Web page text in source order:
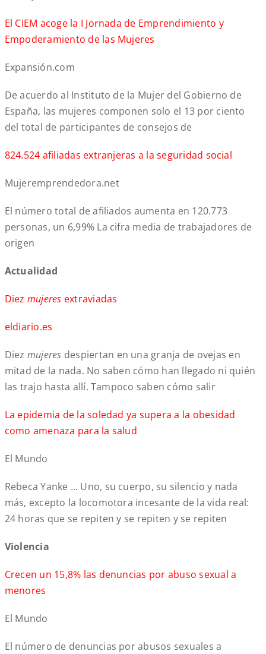
El CIEM acoge la I Jornada de Emprendimiento y
Empoderamiento de las Mujeres
Expansión.com
De acuerdo al Instituto de la Mujer del Gobierno de
España, las mujeres componen solo el 13 por ciento
del total de participantes de consejos de
824.524 afiliadas extranjeras a la seguridad social
Mujeremprendedora.net
El número total de afiliados aumenta en 120.773
personas, un 6,99% La cifra media de trabajadores de
origen
Actualidad
Diez mujeres extraviadas
eldiario.es
Diez mujeres despiertan en una granja de ovejas en
mitad de la nada. No saben cómo han llegado ni quién
las trajo hasta allí. Tampoco saben cómo salir
La epidemia de la soledad ya supera a la obesidad
como amenaza para la salud
El Mundo
Rebeca Yanke … Uno, su cuerpo, su silencio y nada
más, excepto la locomotora incesante de la vida real:
24 horas que se repiten y se repiten y se repiten
Violencia
Crecen un 15,8% las denuncias por abuso sexual a
menores
El Mundo
El número de denuncias por abusos sexuales a